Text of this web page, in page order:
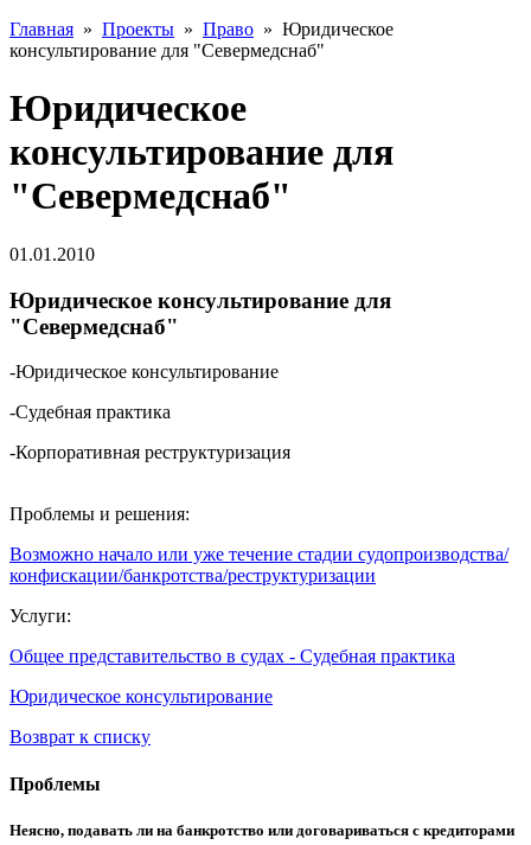
Главная » Проекты » Право » Юридическое
консультирование для "Севермедснаб"
Юридическое
консультирование для
"Севермедснаб"
01.01.2010
Юридическое консультирование для
"Севермедснаб"
-Юридическое консультирование
-Судебная практика
-Корпоративная реструктуризация
Проблемы и решения:
Возможно начало или уже течение стадии судопроизводства/
конфискации/банкротства/реструктуризации
Услуги:
Общее представительство в судах - Судебная практика
Юридическое консультирование
Возврат к списку
Проблемы
Неясно, подавать ли на банкротство или договариваться с кредиторами